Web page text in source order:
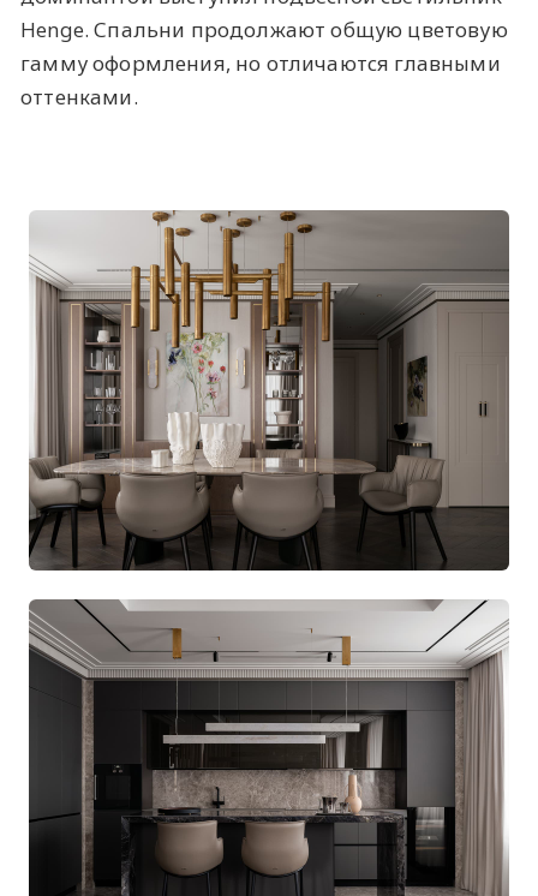
Henge. Спальни продолжают общую цветовую
гамму оформления, но отличаются главными
оттенками.